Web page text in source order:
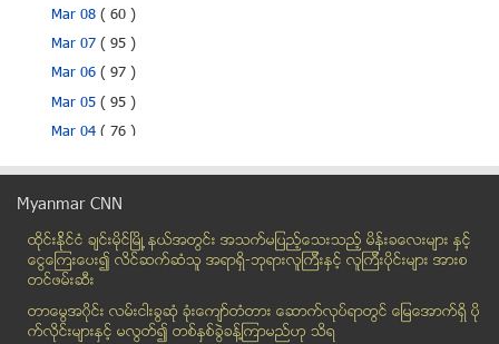
Mar 08( 60 )
Mar 07( 95 )
Mar 06( 97 )
Mar 05( 95 )
Mar 04( 76 )
အိႏၵိယ လုပ္ငန္းရွင္ကို လိမ္လည္မွုနဲ႔ ႐ုံးတင္
တစ္ညလံုး အလုပ္လုပ္ဖို႕လုိအပ္လာရင္
ဗုံးသီးေဟာင္းအား တုတ္ျဖင့္႐ိုက္ကစားရာက ေပါက္ကြဲ၍ ေ...
အၿငိမ္းစား ဗိုလ္ခ်ဳပ္မွဴးႀကီးသန္းေရႊ အေၾကာင္း ႐ုပ္...
ေခြးနဲ႔လက္ထပ္ရတဲ့ ကေလးငယ္
Myanmar CNN
ထိုင္းနို္င္ငံ ခ်င္းမိုင္ျမိဳ ့နယ္အတြင္း အသက္မျပည့္ေသးသည့္ မိန္းခေလးမ်ား နွင့္
ေငြေၾကးေပး၍ လိင္ဆက္ဆံသူ အရာရွိ-ဘုရားလူၾကီးနွင့္ လူၾကီးပိုင္းမ်ား အားစ
တင္ဖမ္းဆီး
တာေမြအ၀ိုင္း လမ္းငါးခြဆံု ခံုးေက်ာ္တံတား ေဆာက္လုပ္ရာတြင္ ေျမေအာက္ရွိ ပို
က္လိုင္းမ်ားႏွင့္ မလြတ္၍ တစ္ႏွစ္ခြဲခန္႔ၾကာမည္ဟု သိရ